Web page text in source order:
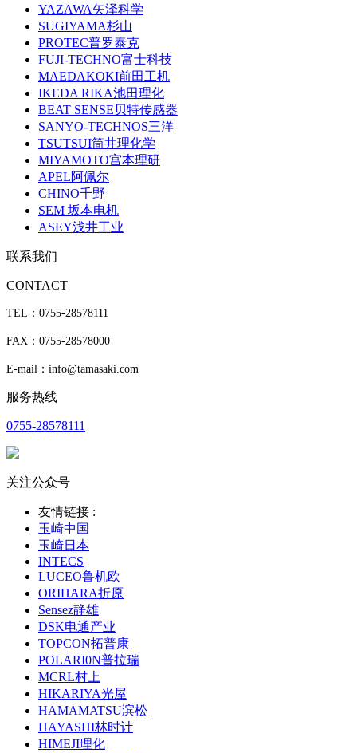
YAZAWA矢泽科学
SUGIYAMA杉山
PROTEC普罗泰克
FUJI-TECHNO富士科技
MAEDAKOKI前田工机
IKEDA RIKA池田理化
BEAT SENSE贝特传感器
SANYO-TECHNOS三洋
TSUTSUI筒井理化学
MIYAMOTO宫本理研
APEL阿佩尔
CHINO千野
SEM 坂本电机
ASEY浅井工业
联系我们
CONTACT
TEL：0755-28578111
FAX：0755-28578000
E-mail：info@tamasaki.com
服务热线
0755-28578111
关注公众号
友情链接 :
玉崎中国
玉崎日本
INTECS
LUCEO鲁机欧
ORIHARA折原
Sensez静雄
DSK电通产业
TOPCON拓普康
POLARI0N普拉瑞
MCRL村上
HIKARIYA光屋
HAMAMATSU滨松
HAYASHI林时计
HIMEJI理化